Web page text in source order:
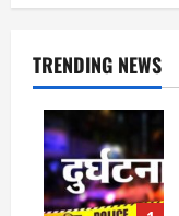
TRENDING NEWS